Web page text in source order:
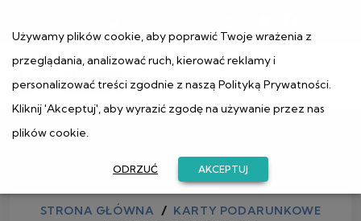
Sklep
STRONA GŁÓWNA
KARTY PODARUNKOWE
Używamy plików cookie, aby poprawić Twoje wrażenia z
przeglądania, analizować ruch, kierować reklamy i
personalizować treści zgodnie z naszą Polityką Prywatności.
Kliknij 'Akceptuj', aby wyrazić zgodę na używanie przez nas
plików cookie.
ODRZUĆ AKCEPTUJ